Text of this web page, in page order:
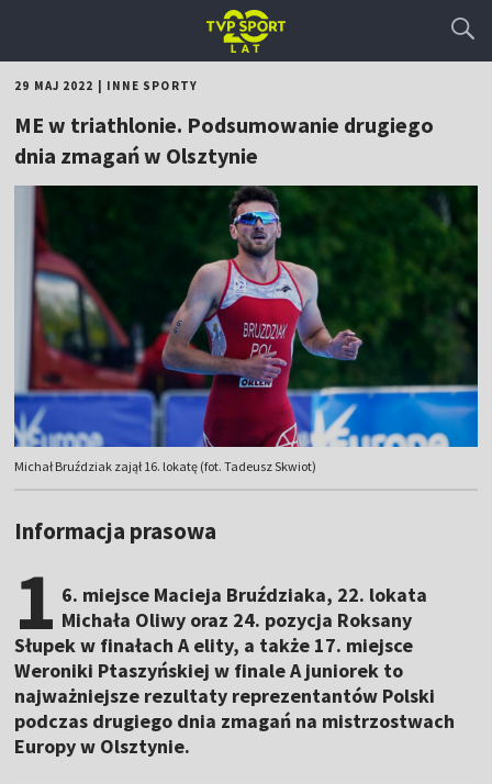
29 MAJ 2022 INNE SPORTY
ME w triathlonie. Podsumowanie drugiego
dnia zmagań w Olsztynie
Michał Bruździak zajął 16. lokatę (fot. Tadeusz Skwiot)
Informacja prasowa
1 6. miejsce Macieja Bruździaka, 22. lokata
Michała Oliwy oraz 24. pozycja Roksany
Słupek w finałach A elity, a także 17. miejsce
Weroniki Ptaszyńskiej w finale A juniorek to
najważniejsze rezultaty reprezentantów Polski
podczas drugiego dnia zmagań na mistrzostwach
Europy w Olsztynie.